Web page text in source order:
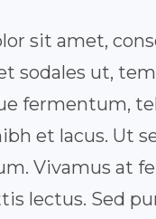
sit amet,
sodales ut,
fermentum,
et lacus. Ut
Vivamus at
lectus. Sed